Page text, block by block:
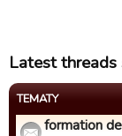
Latest
TEMATY
formation